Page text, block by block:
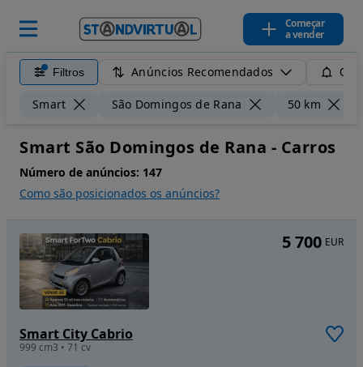
Começar
a vender
Filtros Anúncios Recomendados
Smart São Domingos de Rana 50 km
Smart São Domingos de Rana - Carros
Número de anúncios: 147
Como são posicionados os anúncios?
Smart City Cabrio
999 cm3 • 71 cv
5 700 EUR